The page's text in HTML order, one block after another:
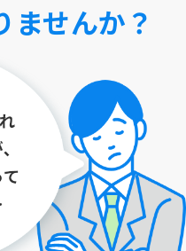
ませんか？